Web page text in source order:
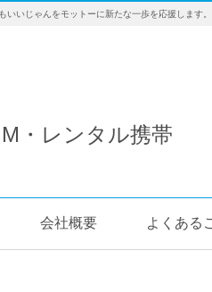
いいじゃんをモットーに新たな一歩を応援します。
・レンタル携帯
会社概要 よくある